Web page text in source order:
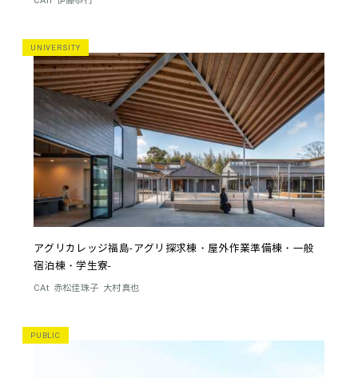
UNIVERSITY
アグリカレッジ福島-アグリ探求棟・屋外作業準備棟・一般
宿泊棟・学生寮-
CAt 赤松佳珠子 大村真也
PUBLIC